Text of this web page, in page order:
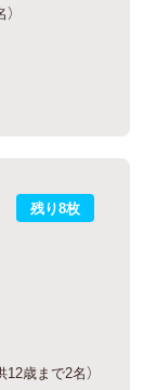
残り8枚
歳まで2名）